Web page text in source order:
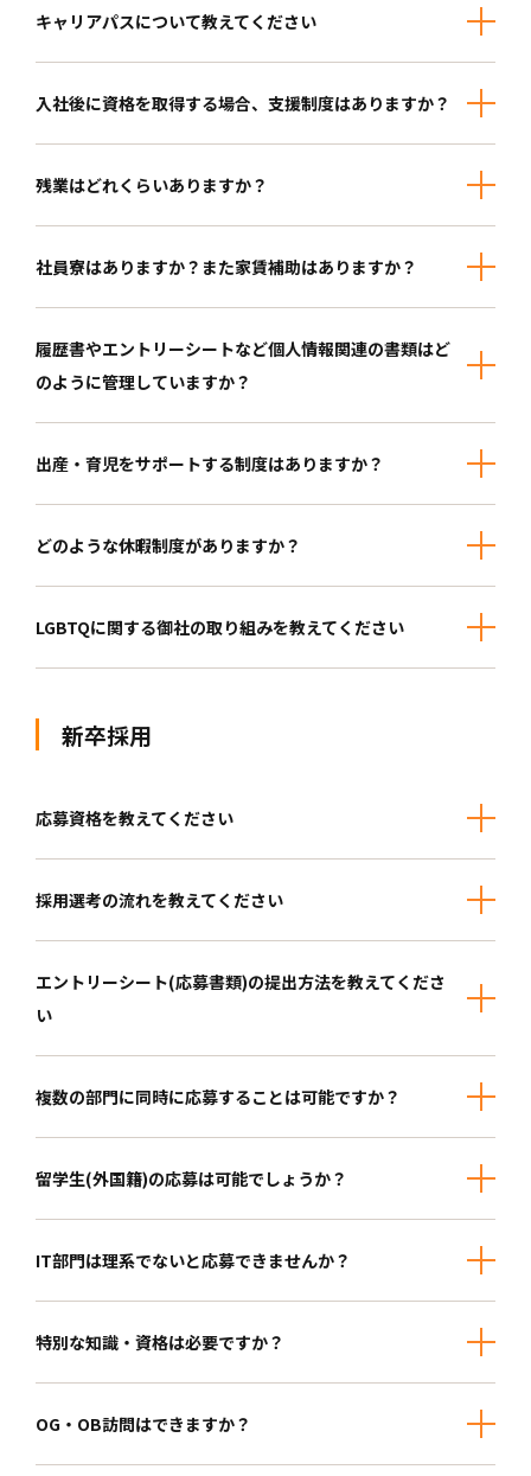
キャリアパスについて教えてください
入社後に資格を取得する場合、支援制度はありますか？
残業はどれくらいありますか？
社員寮はありますか？また家賃補助はありますか？
履歴書やエントリーシートなど個人情報関連の書類はど
のように管理していますか？
出産・育児をサポートする制度はありますか？
どのような休暇制度がありますか？
LGBTQに関する御社の取り組みを教えてください
新卒採用
応募資格を教えてください
採用選考の流れを教えてください
エントリーシート(応募書類)の提出方法を教えてくださ
い
複数の部門に同時に応募することは可能ですか？
留学生(外国籍)の応募は可能でしょうか？
IT部門は理系でないと応募できませんか？
特別な知識・資格は必要ですか？
OG・OB訪問はできますか？